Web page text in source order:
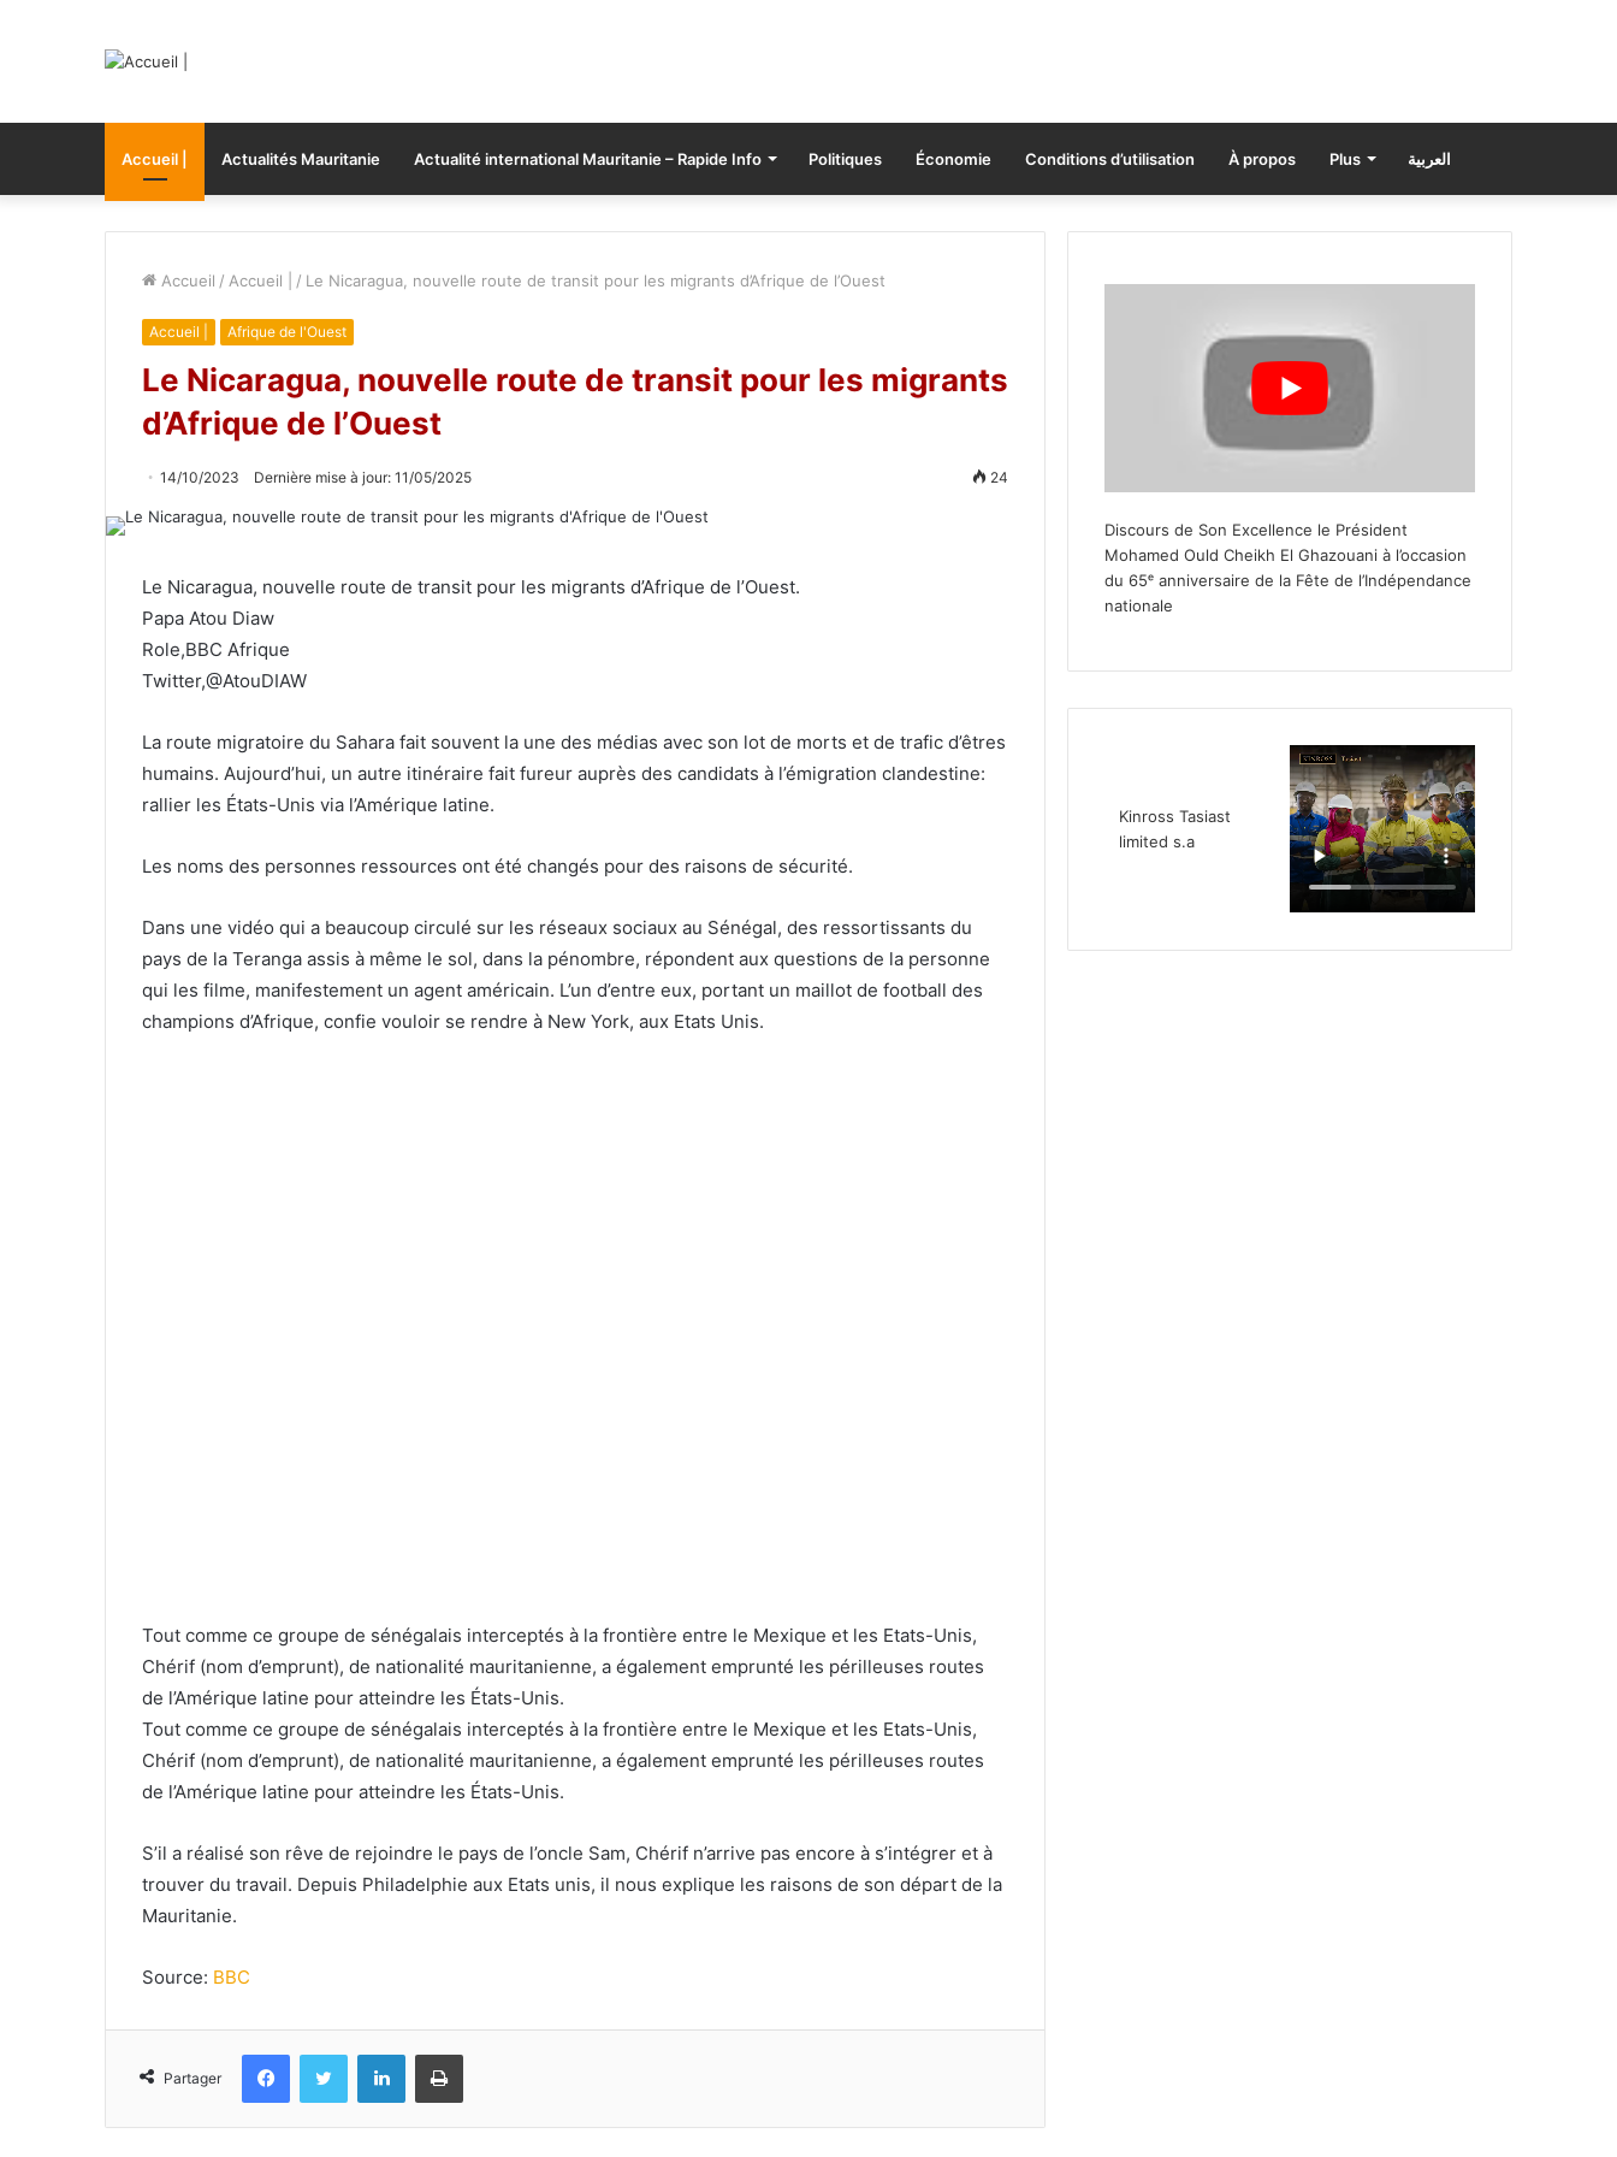
Accueil | Actualités Mauritanie Actualité international Mauritanie – Rapide Info Politiques Économie Conditions d’utilisation À propos Plus العربية
Accueil / Accueil | / Le Nicaragua, nouvelle route de transit pour les migrants d’Afrique de l’Ouest
Accueil | Afrique de l'Ouest
Le Nicaragua, nouvelle route de transit pour les migrants
d’Afrique de l’Ouest
14/10/2023 Dernière mise à jour: 11/05/2025 24
Le Nicaragua, nouvelle route de transit pour les migrants d’Afrique de l’Ouest.
Papa Atou Diaw
Role,BBC Afrique
Twitter,@AtouDIAW
La route migratoire du Sahara fait souvent la une des médias avec son lot de morts et de trafic d’êtres
humains. Aujourd’hui, un autre itinéraire fait fureur auprès des candidats à l’émigration clandestine:
rallier les États-Unis via l’Amérique latine.
Les noms des personnes ressources ont été changés pour des raisons de sécurité.
Dans une vidéo qui a beaucoup circulé sur les réseaux sociaux au Sénégal, des ressortissants du
pays de la Teranga assis à même le sol, dans la pénombre, répondent aux questions de la personne
qui les filme, manifestement un agent américain. L’un d’entre eux, portant un maillot de football des
champions d’Afrique, confie vouloir se rendre à New York, aux Etats Unis.
Tout comme ce groupe de sénégalais interceptés à la frontière entre le Mexique et les Etats-Unis,
Chérif (nom d’emprunt), de nationalité mauritanienne, a également emprunté les périlleuses routes
de l’Amérique latine pour atteindre les États-Unis.
Tout comme ce groupe de sénégalais interceptés à la frontière entre le Mexique et les Etats-Unis,
Chérif (nom d’emprunt), de nationalité mauritanienne, a également emprunté les périlleuses routes
de l’Amérique latine pour atteindre les États-Unis.
S’il a réalisé son rêve de rejoindre le pays de l’oncle Sam, Chérif n’arrive pas encore à s’intégrer et à
trouver du travail. Depuis Philadelphie aux Etats unis, il nous explique les raisons de son départ de la
Mauritanie.
Source: BBC
Partager
FacebookTwitter LinkedinImprimer
Discours de Son Excellence le Président
Mohamed Ould Cheikh El Ghazouani à l’occasion
du 65ᵉ anniversaire de la Fête de l’Indépendance
nationale
Kinross Tasiast
limited s.a